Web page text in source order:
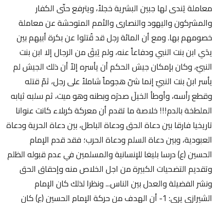
معاملة يَندى لها جبين البشرية خجلاً، ويترفع حتّى الكفار
والمشركون واليهود والنصارى والأمم المتوحشة عن معاملة
خصومهم بها. ومع أن المائة رجل قد قُتلوا عن بكرة أبيهم بين
يدَي ابن بنت النبي ودفاعاً عنه، ولم يَبقَ من الرجال إلا ابن بنت
النبيّ، وكان بإمكان جيش الحكم أن يأسره إلاّ أن ذلك الجيش لم
يأسر ابنَ بنت النبيّ إنما شنّ هجوماً شاملاً على رجل، ثمّ قتله
وقطع رأسه، وأوطأ الخيلَ صدرَه وبطنه وهو ميت، ثم سلبه ثيابه
الملطخة بالدم!!! خلاصة ما تقدم أن معركة كربلاء كانت عنوانا
تاريخيا فارقا بين دعاة الحق ودعاة الباطل، بين دعاة الحرية ودعاة
العبودية، وبين دعاة السلم ودعاة الحرب؛ فقد قدم الإمام
الحسين (ع) درسا بليغا للإنسانية والمسلمين في عدم قبوله الظلم
وتقديم التضحيات الكبيرة من اجل الخلاص منه وإحقاق الحق
ونشر الفضيلة والعدل بين الناس... ونظرا لذلك كان الإمام
الشيرازي يرى: 1- أن الهدف من حركة الإمام الحسين (ع) كان